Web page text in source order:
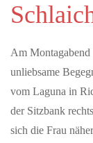
Sommerzeit ist
Renommierte
S-Bahn - Ein
Region
Vertreterinnen
Am Montagabend
unliebsame
vom Laguna in
der Sitzbank
sich die Frau